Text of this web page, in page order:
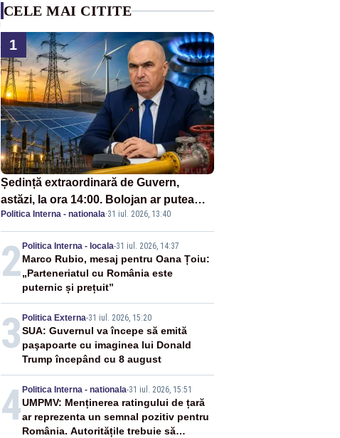
CELE MAI CITITE
1
Ședință extraordinară de Guvern,
astăzi, la ora 14:00. Bolojan ar putea
decreta stare de urgență energetică
Politica Interna - nationala·31 iul. 2026, 13:40
2 Politica Interna - locala-31 iul. 2026, 14:37
Marco Rubio, mesaj pentru Oana Țoiu:
„Parteneriatul cu România este
puternic și prețuit”
3 Politica Externa-31 iul. 2026, 15:20
SUA: Guvernul va începe să emită
paşapoarte cu imaginea lui Donald
Trump începând cu 8 august
4 Politica Interna - nationala-31 iul. 2026, 15:51
UMPMV: Menținerea ratingului de țară
ar reprezenta un semnal pozitiv pentru
România. Autoritățile trebuie să